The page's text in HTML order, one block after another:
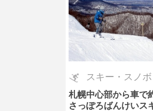
スキー・スノボ
札幌中心部から車で
さっぽろばんけいス